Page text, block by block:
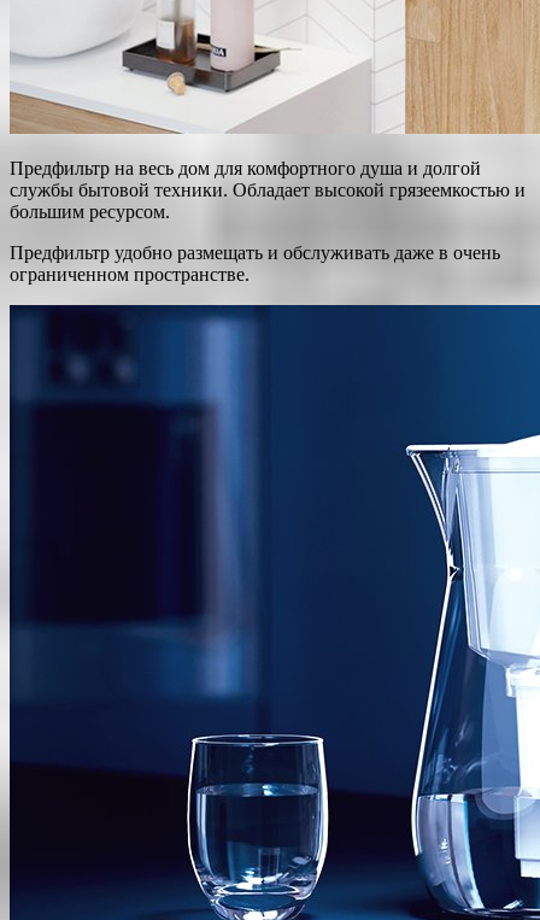
Предфильтр на весь дом для комфортного душа и долгой
службы бытовой техники. Обладает высокой грязеемкостью и
большим ресурсом.
Предфильтр удобно размещать и обслуживать даже в очень
ограниченном пространстве.